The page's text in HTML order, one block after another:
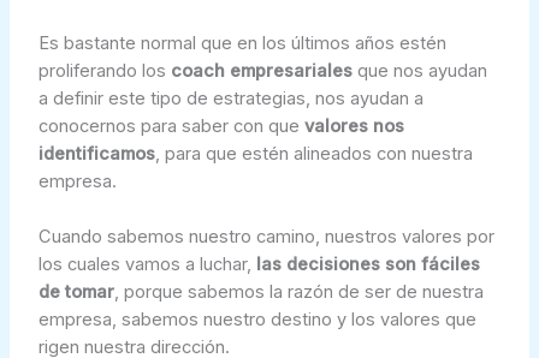
Es bastante normal que en los últimos años estén
proliferando los coach empresarialesque nos ayudan
a definir este tipo de estrategias, nos ayudan a
conocernos para saber con que valores nos
identificamos, para que estén alineados con nuestra
empresa.
Cuando sabemos nuestro camino, nuestros valores por
los cuales vamos a luchar, las decisiones son fáciles
de tomar, porque sabemos la razón de ser de nuestra
empresa, sabemos nuestro destino y los valores que
rigen nuestra dirección.